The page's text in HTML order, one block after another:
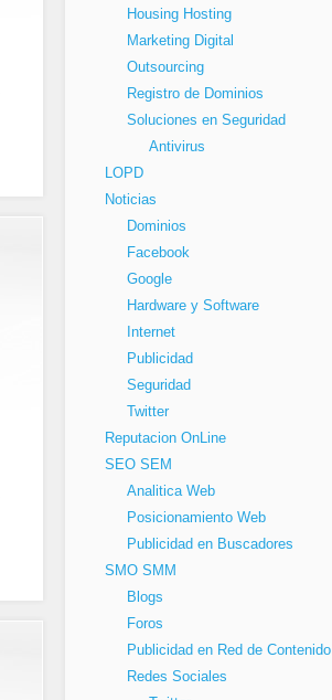
Housing Hosting
Marketing Digital
Outsourcing
Registro de Dominios
Soluciones en Seguridad
Antivirus
LOPD
Noticias
Dominios
Facebook
Google
Hardware y Software
Internet
Publicidad
Seguridad
Twitter
Reputacion OnLine
SEO SEM
Analitica Web
Posicionamiento Web
Publicidad en Buscadores
SMO SMM
Blogs
Foros
Publicidad en Red de Contenido
Redes Sociales